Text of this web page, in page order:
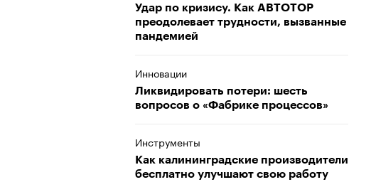
Удар по кризису. Как АВТОТОР
преодолевает трудности, вызванные
пандемией
Инновации
Ликвидировать потери: шесть
вопросов о «Фабрике процессов»
Инструменты
Как калининградские производители
бесплатно улучшают свою работу